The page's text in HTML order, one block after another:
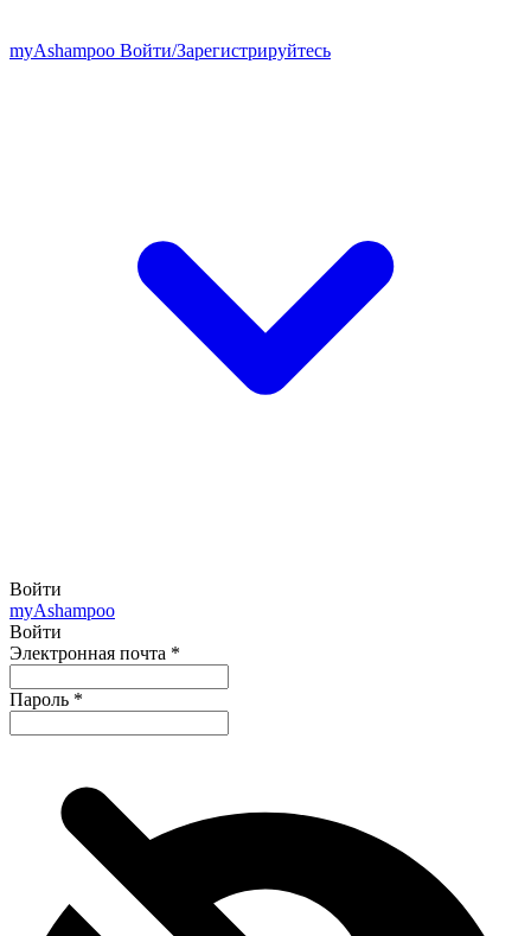
myAshampoo Войти/Зарегистрируйтесь
Войти
myAshampoo
Войти
Электронная почта *
Пароль *